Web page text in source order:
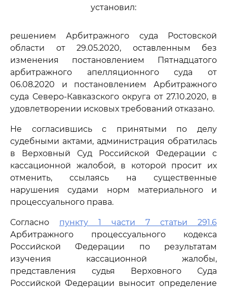
установил:
решением Арбитражного суда Ростовской
области от 29.05.2020, оставленным без
изменения постановлением Пятнадцатого
арбитражного апелляционного суда от
06.08.2020 и постановлением Арбитражного
суда Северо-Кавказского округа от 27.10.2020, в
удовлетворении исковых требований отказано.
Не согласившись с принятыми по делу
судебными актами, администрация обратилась
в Верховный Суд Российской Федерации с
кассационной жалобой, в которой просит их
отменить, ссылаясь на существенные
нарушения судами норм материального и
процессуального права.
Согласно пункту 1 части 7 статьи 291.6
Арбитражного процессуального кодекса
Российской Федерации по результатам
изучения кассационной жалобы,
представления судья Верховного Суда
Российской Федерации выносит определение